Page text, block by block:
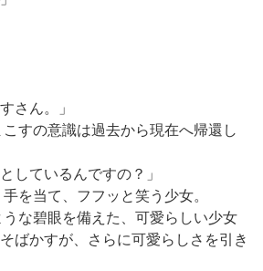
さん。」
すの意識は過去から現在へ帰還し
しているんですの？」
を当て、フフッと笑う少女。
な碧眼を備えた、可愛らしい少女
ばかすが、さらに可愛らしさを引き